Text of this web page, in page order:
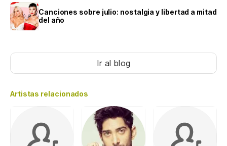
Canciones sobre julio: nostalgia y libertad a mitad
del año
Ir al blog
Artistas relacionados